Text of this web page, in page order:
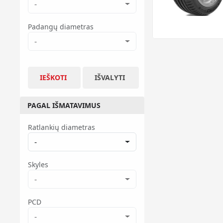
-
Padangų diametras
-
IEŠKOTI IŠVALYTI
PAGAL IŠMATAVIMUS
Ratlankių diametras
-
Skyles
-
PCD
-